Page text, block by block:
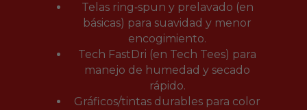
Telas ring‑spun y prelavado (en
básicas) para suavidad y menor
encogimiento.
Tech FastDri (en Tech Tees) para
manejo de humedad y secado
rápido.
Gráficos/tintas durables para color